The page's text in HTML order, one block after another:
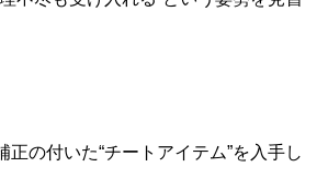
正の付いた“チートアイテム”を入手し